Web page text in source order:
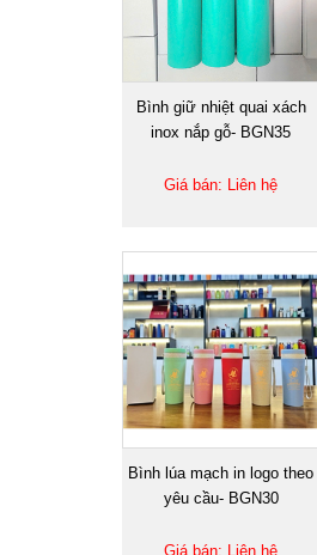
Bình giữ nhiệt quai xách
inox nắp gỗ- BGN35
Giá bán: Liên hệ
Bình lúa mạch in logo theo
yêu cầu- BGN30
Giá bán: Liên hệ